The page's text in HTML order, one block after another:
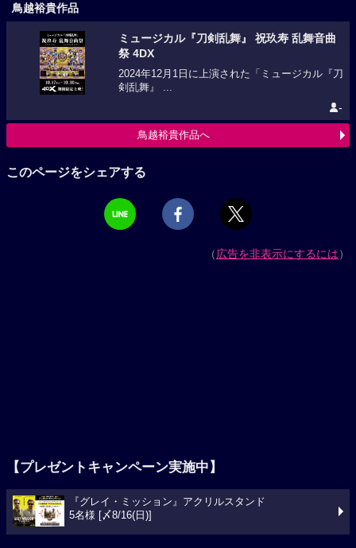
鳥越裕貴作品
ミュージカル『刀剣乱舞』 祝玖寿 乱舞音曲
祭 4DX
2024年12月1日に上演された「ミュージカル『刀
剣乱舞』 ...
-
鳥越裕貴作品へ
このページをシェアする
（広告を非表示にするには）
【プレゼントキャンペーン実施中】
『グレイ・ミッション』アクリルスタンド
5名様 [〆8/16(日)]